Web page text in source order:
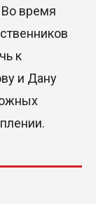
Во время
к
и Дану